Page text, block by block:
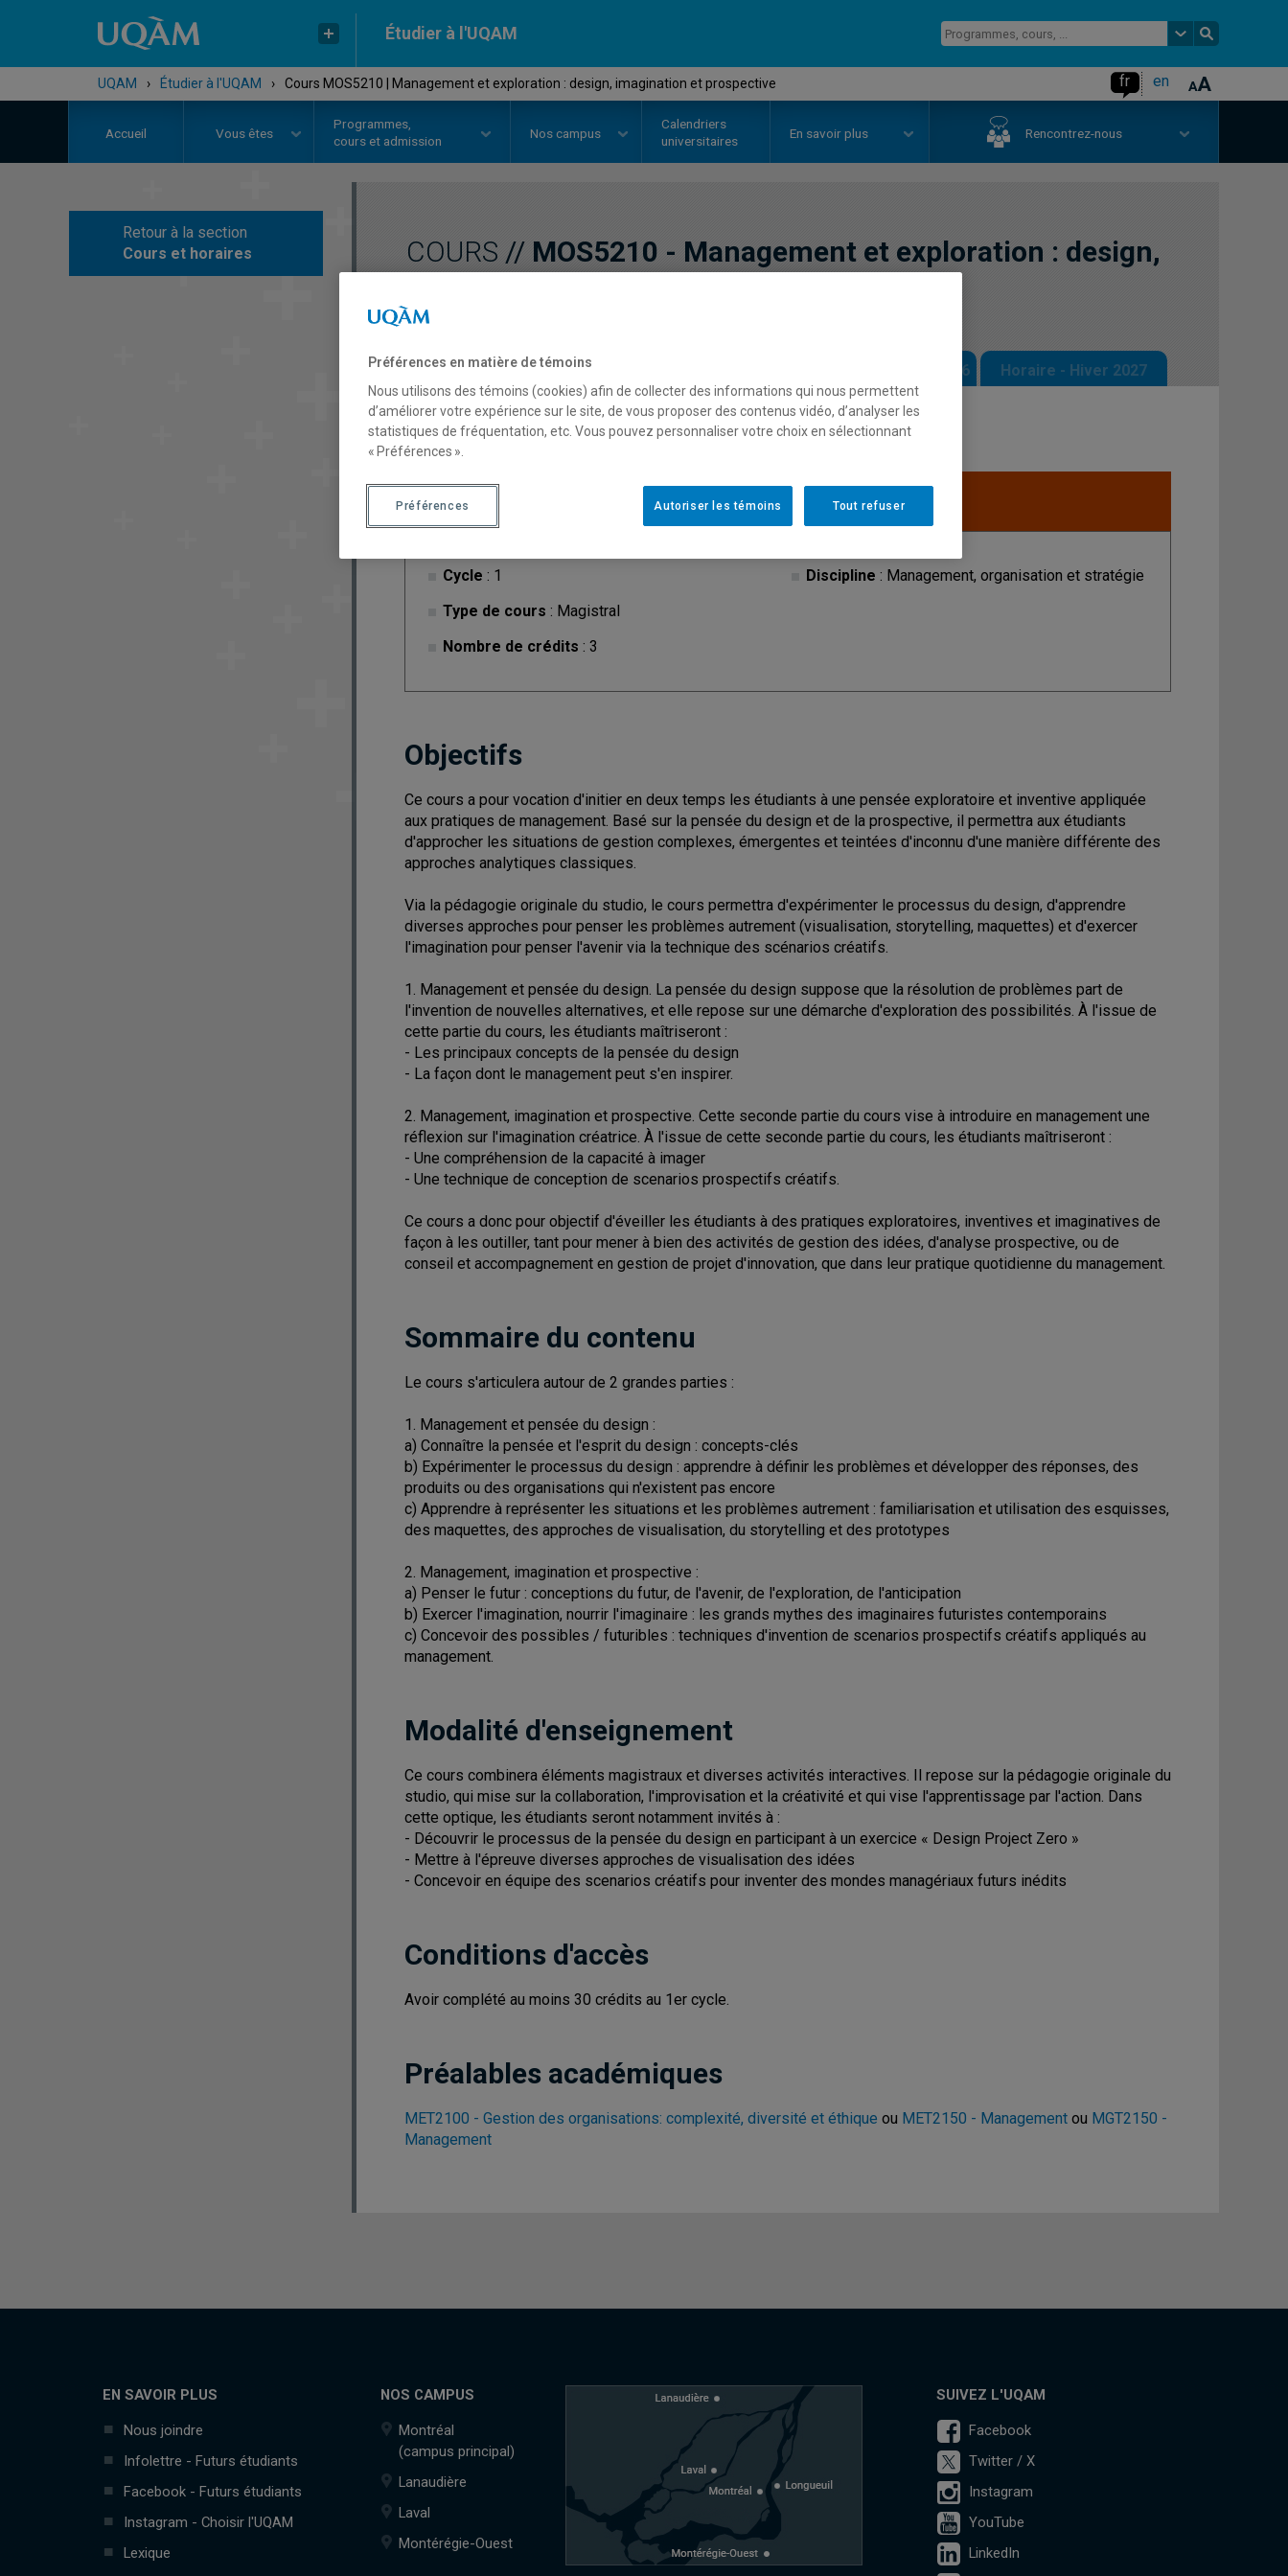
Étudier à l'UQAM
UQAM › Étudier à l'UQAM › Cours MOS5210 | Management et exploration : design, imagination et prospective fr en
Accueil Vous êtes
Programmes,
cours et admission
Nos campus
Calendriers
universitaires
En savoir plus Rencontrez-nous
Retour à la section
Cours et horaires
COURS // MOS5210 - Management et exploration : design,
Description Horaire - Automne 2026 Horaire - Hiver 2027
Cycle : 1
Type de cours : Magistral
Nombre de crédits : 3
Discipline : Management, organisation et stratégie
Objectifs
Ce cours a pour vocation d'initier en deux temps les étudiants à une pensée exploratoire et inventive appliquée
aux pratiques de management. Basé sur la pensée du design et de la prospective, il permettra aux étudiants
d'approcher les situations de gestion complexes, émergentes et teintées d'inconnu d'une manière différente des
approches analytiques classiques.
Via la pédagogie originale du studio, le cours permettra d'expérimenter le processus du design, d'apprendre
diverses approches pour penser les problèmes autrement (visualisation, storytelling, maquettes) et d'exercer
l'imagination pour penser l'avenir via la technique des scénarios créatifs.
1. Management et pensée du design. La pensée du design suppose que la résolution de problèmes part de
l'invention de nouvelles alternatives, et elle repose sur une démarche d'exploration des possibilités. À l'issue de
cette partie du cours, les étudiants maîtriseront :
- Les principaux concepts de la pensée du design
- La façon dont le management peut s'en inspirer.
2. Management, imagination et prospective. Cette seconde partie du cours vise à introduire en management une
réflexion sur l'imagination créatrice. À l'issue de cette seconde partie du cours, les étudiants maîtriseront :
- Une compréhension de la capacité à imager
- Une technique de conception de scenarios prospectifs créatifs.
Ce cours a donc pour objectif d'éveiller les étudiants à des pratiques exploratoires, inventives et imaginatives de
façon à les outiller, tant pour mener à bien des activités de gestion des idées, d'analyse prospective, ou de
conseil et accompagnement en gestion de projet d'innovation, que dans leur pratique quotidienne du management.
Sommaire du contenu
Le cours s'articulera autour de 2 grandes parties :
1. Management et pensée du design :
a) Connaître la pensée et l'esprit du design : concepts-clés
b) Expérimenter le processus du design : apprendre à définir les problèmes et développer des réponses, des
produits ou des organisations qui n'existent pas encore
c) Apprendre à représenter les situations et les problèmes autrement : familiarisation et utilisation des esquisses,
des maquettes, des approches de visualisation, du storytelling et des prototypes
2. Management, imagination et prospective :
a) Penser le futur : conceptions du futur, de l'avenir, de l'exploration, de l'anticipation
b) Exercer l'imagination, nourrir l'imaginaire : les grands mythes des imaginaires futuristes contemporains
c) Concevoir des possibles / futuribles : techniques d'invention de scenarios prospectifs créatifs appliqués au
management.
Modalité d'enseignement
Ce cours combinera éléments magistraux et diverses activités interactives. Il repose sur la pédagogie originale du
studio, qui mise sur la collaboration, l'improvisation et la créativité et qui vise l'apprentissage par l'action. Dans
cette optique, les étudiants seront notamment invités à :
- Découvrir le processus de la pensée du design en participant à un exercice « Design Project Zero »
- Mettre à l'épreuve diverses approches de visualisation des idées
- Concevoir en équipe des scenarios créatifs pour inventer des mondes managériaux futurs inédits
Conditions d'accès
Avoir complété au moins 30 crédits au 1er cycle.
Préalables académiques
MET2100 - Gestion des organisations: complexité, diversité et éthique ou MET2150 - Management ou MGT2150 -
Management
EN SAVOIR PLUS
Nous joindre
Infolettre - Futurs étudiants
Facebook - Futurs étudiants
Instagram - Choisir l'UQAM
Lexique
NOS CAMPUS
Montréal
(campus principal)
Lanaudière
Laval
Montérégie-Ouest
SUIVEZ L'UQAM
Facebook
Twitter / X
Instagram
YouTube
LinkedIn
Préférences en matière de témoins
Nous utilisons des témoins (cookies) afin de collecter des informations qui nous permettent
d’améliorer votre expérience sur le site, de vous proposer des contenus vidéo, d’analyser les
statistiques de fréquentation, etc. Vous pouvez personnaliser votre choix en sélectionnant
« Préférences ».
Tout refuser
Autoriser les témoins
Préférences